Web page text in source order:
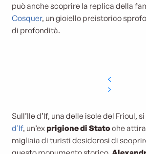
può anche scoprire la replica della
Cosquer, un gioiello preistorico
di profondità.
Sull’Ile d’If, una delle isole del Frioul,
d’If, un’ex prigione di Statoche
migliaia di turisti desiderosi di